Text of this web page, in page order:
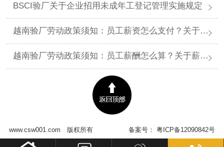
BSCI验厂关于企业招用未成年工登记管理实施规定
越南验厂劳动政策须知：员工薪资怎么支付？关于薪资支付有哪些规定呢？
越南验厂劳动政策须知：员工薪酬怎么算？关于薪酬有哪些规定呢？​
备案号：粤ICP备12090842号
www.csw001.com 版权所有